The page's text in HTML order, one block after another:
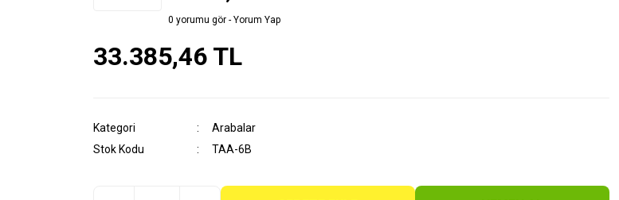
0 yorumu gör - Yorum Yap
33.385,46 TL
Kategori
Arabalar
Stok Kodu
TAA-6B